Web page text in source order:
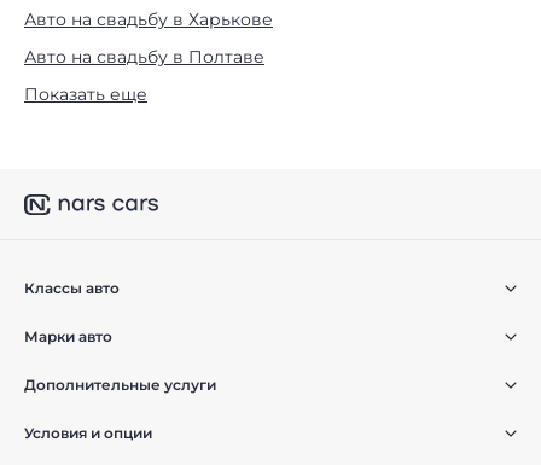
Авто на свадьбу в Харькове
Авто на свадьбу в Полтаве
Показать еще
Классы авто
Марки авто
Дополнительные услуги
Условия и опции